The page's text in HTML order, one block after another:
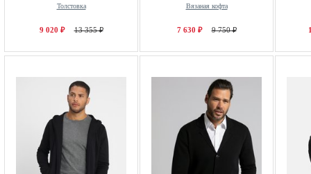
Толстовка
9 020 ₽ 13 355 ₽
Вязаная кофта
7 630 ₽ 9 750 ₽